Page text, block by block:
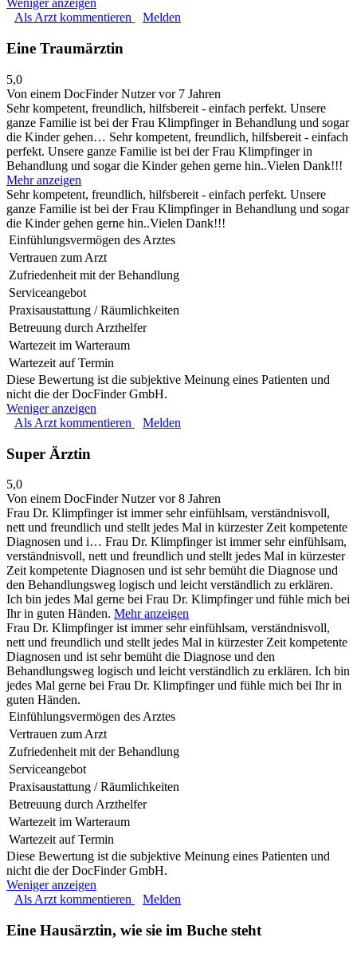
Weniger anzeigen
Als Arzt kommentieren
Melden
Eine Traumärztin
5,0
Von einem DocFinder Nutzervor 7 Jahren
Sehr kompetent, freundlich, hilfsbereit - einfach perfekt. Unsere
ganze Familie ist bei der Frau Klimpfinger in Behandlung und sogar
die Kinder gehen… Sehr kompetent, freundlich, hilfsbereit - einfach
perfekt. Unsere ganze Familie ist bei der Frau Klimpfinger in
Behandlung und sogar die Kinder gehen gerne hin..Vielen Dank!!!
Mehr anzeigen
Sehr kompetent, freundlich, hilfsbereit - einfach perfekt. Unsere
ganze Familie ist bei der Frau Klimpfinger in Behandlung und sogar
die Kinder gehen gerne hin..Vielen Dank!!!
Einfühlungsvermögen des Arztes
Vertrauen zum Arzt
Zufriedenheit mit der Behandlung
Serviceangebot
Praxisaustattung / Räumlichkeiten
Betreuung durch Arzthelfer
Wartezeit im Warteraum
Wartezeit auf Termin
Diese Bewertung ist die subjektive Meinung eines Patienten und
nicht die der DocFinder GmbH.
Weniger anzeigen
Als Arzt kommentieren
Melden
Super Ärztin
5,0
Von einem DocFinder Nutzervor 8 Jahren
Frau Dr. Klimpfinger ist immer sehr einfühlsam, verständnisvoll,
nett und freundlich und stellt jedes Mal in kürzester Zeit kompetente
Diagnosen und i… Frau Dr. Klimpfinger ist immer sehr einfühlsam,
verständnisvoll, nett und freundlich und stellt jedes Mal in kürzester
Zeit kompetente Diagnosen und ist sehr bemüht die Diagnose und
den Behandlungsweg logisch und leicht verständlich zu erklären.
Ich bin jedes Mal gerne bei Frau Dr. Klimpfinger und fühle mich bei
Ihr in guten Händen. Mehr anzeigen
Frau Dr. Klimpfinger ist immer sehr einfühlsam, verständnisvoll,
nett und freundlich und stellt jedes Mal in kürzester Zeit kompetente
Diagnosen und ist sehr bemüht die Diagnose und den
Behandlungsweg logisch und leicht verständlich zu erklären. Ich bin
jedes Mal gerne bei Frau Dr. Klimpfinger und fühle mich bei Ihr in
guten Händen.
Einfühlungsvermögen des Arztes
Vertrauen zum Arzt
Zufriedenheit mit der Behandlung
Serviceangebot
Praxisaustattung / Räumlichkeiten
Betreuung durch Arzthelfer
Wartezeit im Warteraum
Wartezeit auf Termin
Diese Bewertung ist die subjektive Meinung eines Patienten und
nicht die der DocFinder GmbH.
Weniger anzeigen
Als Arzt kommentieren
Melden
Eine Hausärztin, wie sie im Buche steht